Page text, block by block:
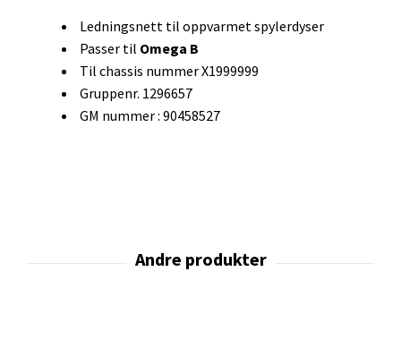
Ledningsnett til oppvarmet spylerdyser
Passer til Omega B
Til chassis nummer X1999999
Gruppenr. 1296657
GM nummer : 90458527